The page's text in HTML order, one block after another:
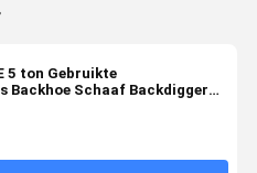
5 ton Gebruikte
Backhoe Schaaf Backdigger